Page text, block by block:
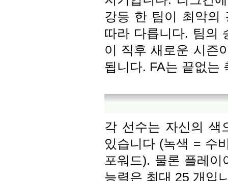
강등 한 팀이 최악의
따라 다릅니다. 팀의
이 직후 새로운 시즌
됩니다. FA는 끝없는
각 선수는 자신의 색
있습니다 (녹색 = 수
포워드). 물론 플레
능력은 최대 25 개입